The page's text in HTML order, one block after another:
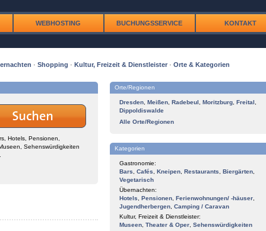
WEBHOSTING BUCHUNGSSERVICE KONTAKT
· Shopping · Kultur, Freizeit & Dienstleister · Orte & Kategorien
Hotels, Pensionen,
Sehenswürdigkeiten
Orte/Regionen
Dresden Meißen Radebeul Moritzburg Freital
Dippoldiswalde
Alle Orte/Regionen
Kategorien
Gastronomie:
Bars
Cafés Kneipen Restaurants Biergärten
Vegetarisch
Übernachten:
Hotels
Pensionen Ferienwohnungen/ -häuser
Jugendherbergen Camping / Caravan
Kultur, Freizeit & Dienstleister:
Museen Theater & Oper Sehenswürdigkeiten